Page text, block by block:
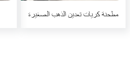
مطحنة كريات تعدين الذهب الصغيرة